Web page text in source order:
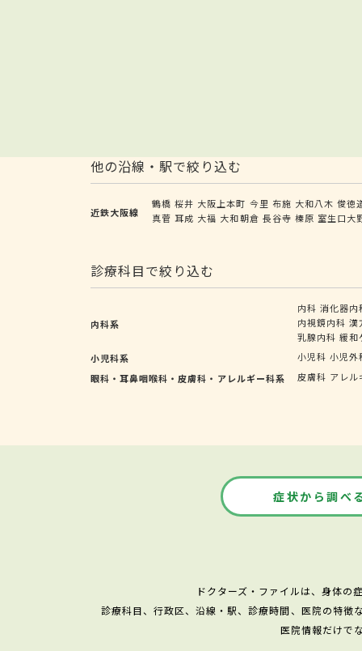
他の沿線・駅で絞り込む
近鉄大阪線
鶴橋 桜井 大阪上本町 今里 布施 大和八木 俊徳
真菅 耳成 大福 大和朝倉 長谷寺 榛原 室生口大
診療科目で絞り込む
内科系
内科 消化器内
内視鏡内科 漢
乳腺内科 緩和
小児科系
小児科 小児外
眼科・耳鼻咽喉科・皮膚科・アレルギー科系
皮膚科 アレル
症状から調べ
ドクターズ・ファイルは、身体の
診療科目、行政区、沿線・駅、診療時間、医院の特徴
医院情報だけで